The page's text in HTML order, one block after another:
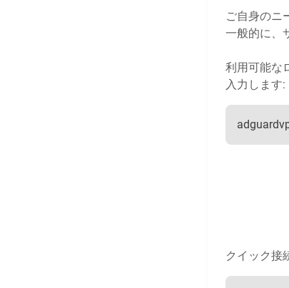
ご自身のニ
一般的に、
利用可能な
入力します:
クイック接